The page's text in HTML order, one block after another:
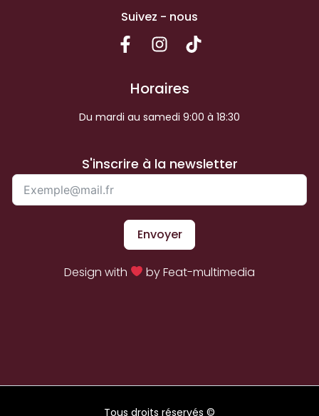
Suivez - nous
Horaires
Du mardi au samedi 9:00 à 18:30
S'inscrire à la newsletter
Envoyer
Design with by Feat-multimedia
Tous droits réservés ©